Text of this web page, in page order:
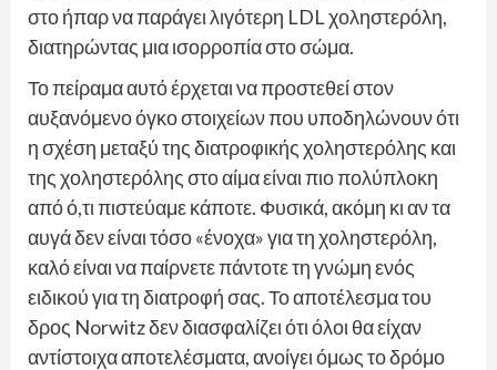
στο ήπαρ να παράγει λιγότερη LDL χοληστερόλη,
διατηρώντας μια ισορροπία στο σώμα.
Το πείραμα αυτό έρχεται να προστεθεί στον
αυξανόμενο όγκο στοιχείων που υποδηλώνουν ότι
η σχέση μεταξύ της διατροφικής χοληστερόλης και
της χοληστερόλης στο αίμα είναι πιο πολύπλοκη
από ό,τι πιστεύαμε κάποτε. Φυσικά, ακόμη κι αν τα
αυγά δεν είναι τόσο «ένοχα» για τη χοληστερόλη,
καλό είναι να παίρνετε πάντοτε τη γνώμη ενός
ειδικού για τη διατροφή σας. Το αποτέλεσμα του
δρος Norwitz δεν διασφαλίζει ότι όλοι θα είχαν
αντίστοιχα αποτελέσματα, ανοίγει όμως το δρόμο